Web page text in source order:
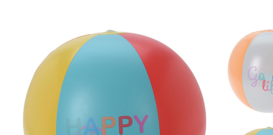
Dětské zboží
Předsíň a chodba
Pracovna a kancelář
Koupelna
Zahrada
Balkon a terasa